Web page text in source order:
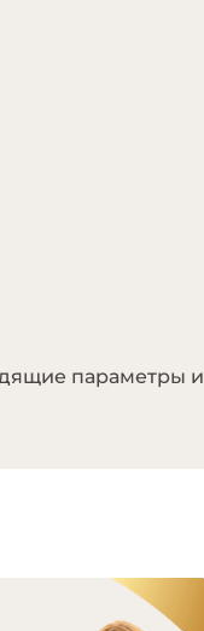
параметры и